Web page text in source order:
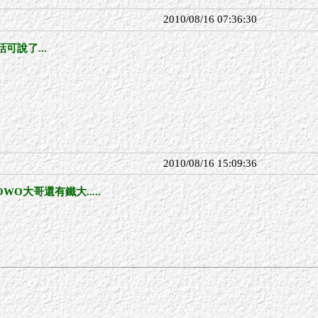
2010/08/16 07:36:30
可說了...
2010/08/16 15:09:36
大哥還有鐵大.....